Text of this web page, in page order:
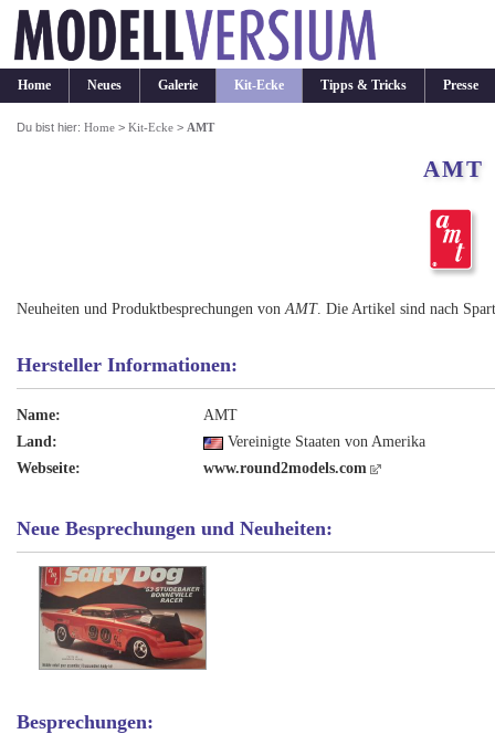
Home Neues Galerie Kit-Ecke Tipps & Tricks Presse
Du bist hier:Home >Kit-Ecke > AMT
AMT
Neuheiten und Produktbesprechungen vonAMT. Die Artikel sind nach
Hersteller Informationen:
Name:
AMT
Land:
Vereinigte Staaten von Amerika
Webseite:
www.round2models.com
Neue Besprechungen und Neuheiten:
Besprechungen: